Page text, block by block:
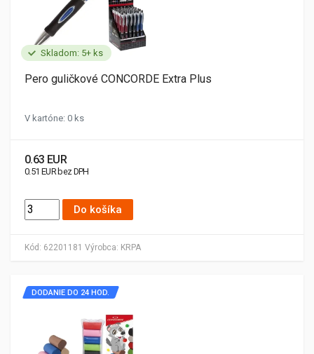
Skladom: 5+ ks
Kód: 62201181 Výrobca: KRPA
Pero guličkové CONCORDE Extra Plus
V kartóne: 0 ks
0.63 EUR
0.51 EUR bez DPH
Do košíka
DODANIE DO 24 HOD.